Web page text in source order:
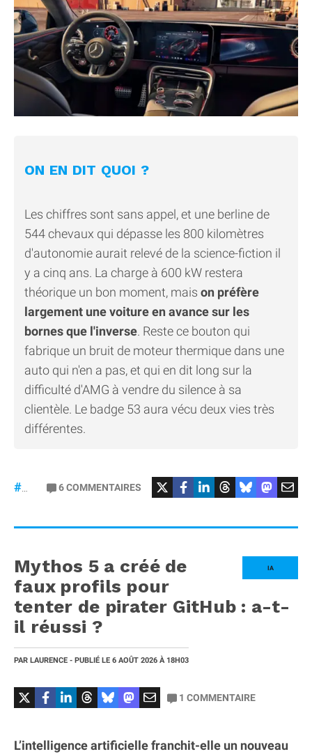
ON EN DIT QUOI ?
Les chiffres sont sans appel, et une berline de
544 chevaux qui dépasse les 800 kilomètres
d'autonomie aurait relevé de la science-fiction il
y a cinq ans. La charge à 600 kW restera
théorique un bon moment, mais on préfère
largement une voiture en avance sur les
bornes que l'inverse. Reste ce bouton qui
fabrique un bruit de moteur thermique dans une
auto qui n'en a pas, et qui en dit long sur la
difficulté d'AMG à vendre du silence à sa
clientèle. Le badge 53 aura vécu deux vies très
différentes.
#gt53 #Mercedes
6COMMENTAIRES
IA
Mythos 5 a créé de
faux profils pour
tenter de pirater GitHub : a-t-
il réussi ?
PAR LAURENCE - PUBLIÉ LE 6 AOÛT 2026 À 18H03
1 COMMENTAIRE
L’intelligence artificielle franchit-elle un nouveau